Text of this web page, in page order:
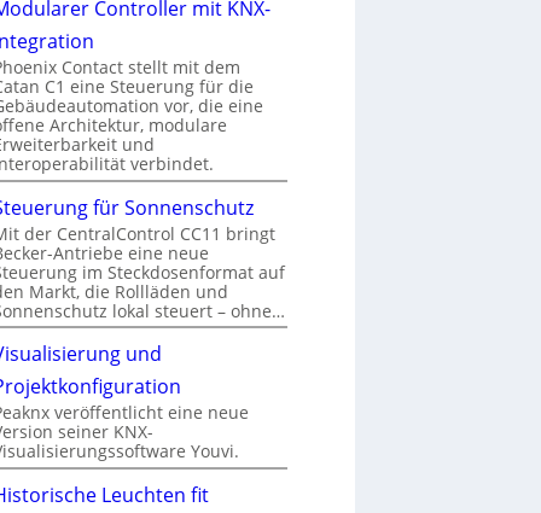
Controller mit KNX-
Contact stellt mit dem
C1 eine Steuerung für die
vor, die eine
Architektur, modulare
und
verbindet.
für Sonnenschutz
der CentralControl CC11 bringt
Antriebe eine neue
im Steckdosenformat auf
Markt, die Rollläden und
lokal steuert – ohne…
und
veröffentlicht eine neue
seiner KNX-
Youvi.
Leuchten fit